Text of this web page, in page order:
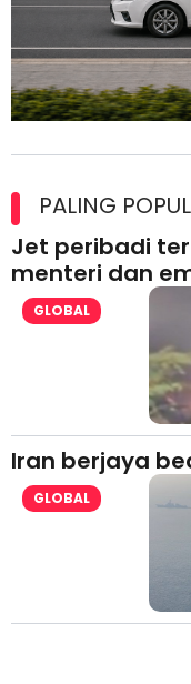
lesen separuh pertama
PALING
Jet peribadi
menteri dan
GLOBAL
Iran berjaya
GLOBAL